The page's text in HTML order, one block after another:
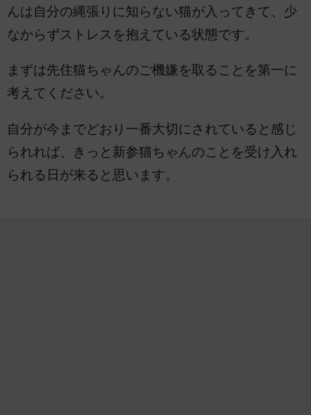
んは自分の縄張りに知らない猫が入ってきて、少
なからずストレスを抱えている状態です。
まずは先住猫ちゃんのご機嫌を取ることを第一に
考えてください。
自分が今までどおり一番大切にされていると感じ
られれば、きっと新参猫ちゃんのことを受け入れ
られる日が来ると思います。